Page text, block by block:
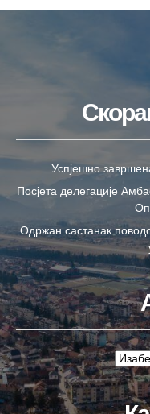
Успјешно
Посјета делегације
Одржан састанак